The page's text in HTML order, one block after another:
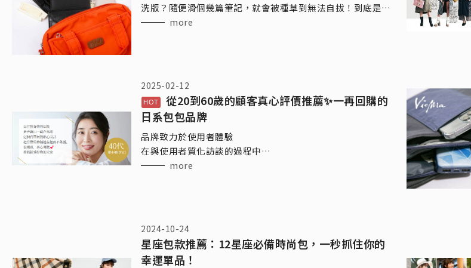
洗版？隨便滑個幾篇筆記，就會被種草到無法自拔！到底是什
麼魔力，讓人背上就不想換？
more
2025-02-12
從20到60歲的顧客真心評價推薦✨一再回購的
日系包包品牌
品牌致力於使用者體驗
在與使用者質化訪談的過程中
了解使用者潛在需求與期望
尋求品牌的核心價值...!
感謝粉絲們在google map給予真實評價❤️
more
2024-10-24
星座包款推薦：12星座必備時尚包，一秒抓住你的
幸運單品！